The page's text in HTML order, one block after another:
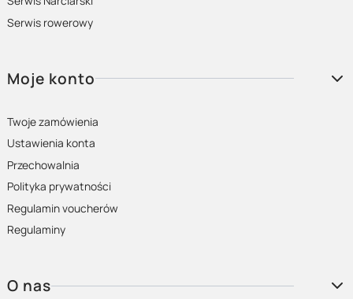
Serwis rowerowy
Moje konto
Twoje zamówienia
Ustawienia konta
Przechowalnia
Polityka prywatności
Regulamin voucherów
Regulaminy
O nas